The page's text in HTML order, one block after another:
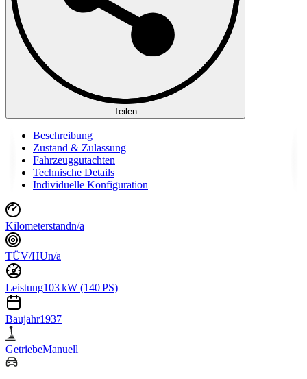
Teilen
Beschreibung
Zustand & Zulassung
Fahrzeuggutachten
Technische Details
Individuelle Konfiguration
Kilometerstandn/a
TÜV/HUn/a
Leistung103 kW (140 PS)
Baujahr1937
GetriebeManuell